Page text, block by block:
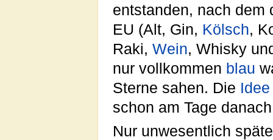
entstanden, nach dem
EU (Alt, Gin, Kölsch,
Raki, Wein, Whisky
nur vollkommen blau
Sterne sahen. Die Idee
schon am Tage
Nur unwesentlich